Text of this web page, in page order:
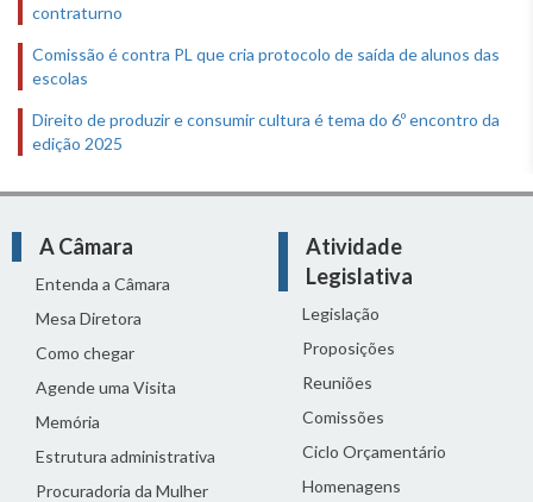
contraturno
Comissão é contra PL que cria protocolo de saída de alunos das
escolas
Direito de produzir e consumir cultura é tema do 6º encontro da
edição 2025
A Câmara
Entenda a Câmara
Mesa Diretora
Como chegar
Agende uma Visita
Memória
Estrutura administrativa
Procuradoria da Mulher
Atividade
Legislativa
Legislação
Proposições
Reuniões
Comissões
Ciclo Orçamentário
Homenagens